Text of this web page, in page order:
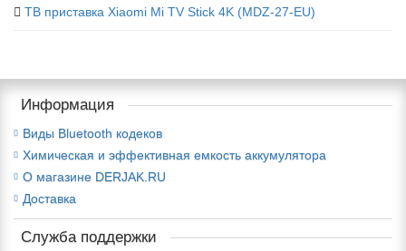
TB приставка Xiaomi Mi TV Stick 4K (MDZ-27-EU)
Информация
Виды Bluetooth кодеков
Химическая и эффективная емкость аккумулятора
О магазине DERJAK.RU
Доставка
Служба поддержки